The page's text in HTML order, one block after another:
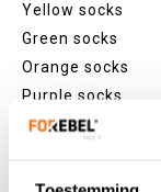
Yellow socks
Green socks
Orange socks
Purple socks
Pink socks
Beige socks